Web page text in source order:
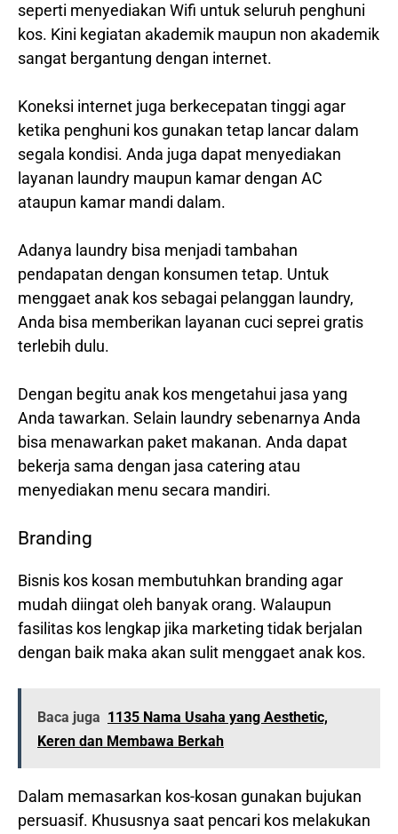
seperti menyediakan Wifi untuk seluruh penghuni
kos. Kini kegiatan akademik maupun non akademik
sangat bergantung dengan internet.
Koneksi internet juga berkecepatan tinggi agar
ketika penghuni kos gunakan tetap lancar dalam
segala kondisi. Anda juga dapat menyediakan
layanan laundry maupun kamar dengan AC
ataupun kamar mandi dalam.
Adanya laundry bisa menjadi tambahan
pendapatan dengan konsumen tetap. Untuk
menggaet anak kos sebagai pelanggan laundry,
Anda bisa memberikan layanan cuci seprei gratis
terlebih dulu.
Dengan begitu anak kos mengetahui jasa yang
Anda tawarkan. Selain laundry sebenarnya Anda
bisa menawarkan paket makanan. Anda dapat
bekerja sama dengan jasa catering atau
menyediakan menu secara mandiri.
Branding
Bisnis kos kosan membutuhkan branding agar
mudah diingat oleh banyak orang. Walaupun
fasilitas kos lengkap jika marketing tidak berjalan
dengan baik maka akan sulit menggaet anak kos.
Baca juga 1135 Nama Usaha yang Aesthetic,
Keren dan Membawa Berkah
Dalam memasarkan kos-kosan gunakan bujukan
persuasif. Khususnya saat pencari kos melakukan